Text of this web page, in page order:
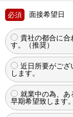
面接希望日
貴社の都合に合
す。（推奨）
近日所要がござ
します。
就業中の為、あ
早期希望致します。